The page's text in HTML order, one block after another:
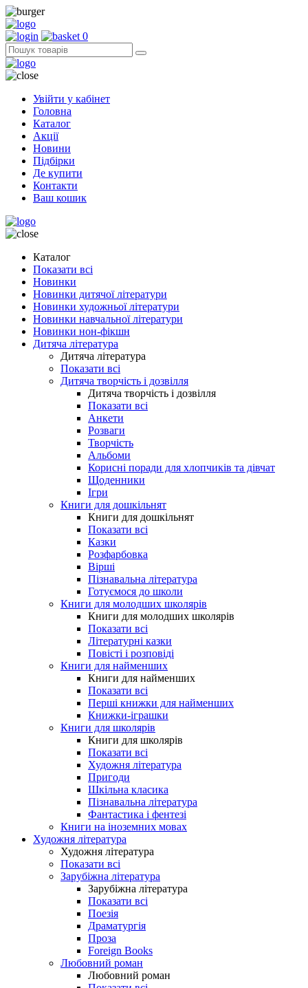
0
Увійти у кабінет
Головна
Каталог
Акції
Новини
Підбірки
Де купити
Контакти
Ваш кошик
Каталог
Показати всі
Новинки
Новинки дитячої літератури
Новинки художньої літератури
Новинки навчальної літератури
Новинки нон-фікшн
Дитяча література
Дитяча література
Показати всі
Дитяча творчість і дозвілля
Дитяча творчість і дозвілля
Показати всі
Анкети
Розваги
Творчість
Альбоми
Корисні поради для хлопчиків та дівчат
Щоденники
Ігри
Книги для дошкільнят
Книги для дошкільнят
Показати всі
Казки
Розфарбовка
Вірші
Пізнавальна література
Готуємося до школи
Книги для молодших школярів
Книги для молодших школярів
Показати всі
Літературні казки
Повісті і розповіді
Книги для найменших
Книги для найменших
Показати всі
Перші книжки для найменших
Книжки-іграшки
Книги для школярів
Книги для школярів
Показати всі
Художня література
Пригоди
Шкільна класика
Пізнавальна література
Фантастика і фентезі
Книги на іноземних мовах
Художня література
Художня література
Показати всі
Зарубіжна література
Зарубіжна література
Показати всі
Поезія
Драматургія
Проза
Foreign Books
Любовний роман
Любовний роман